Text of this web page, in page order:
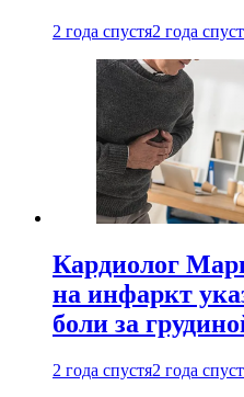
2 года спустя2 года
Кардиолог
на инфаркт
боли за
2 года спустя2 года